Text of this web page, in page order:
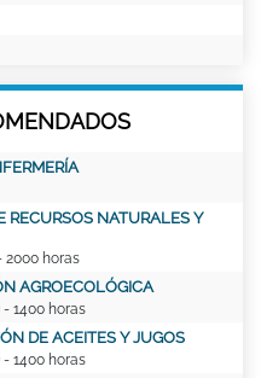
RECURSOS NATURALES Y
horas
AGROECOLÓGICA
- 1400 horas
DE ACEITES Y JUGOS
- 1400 horas